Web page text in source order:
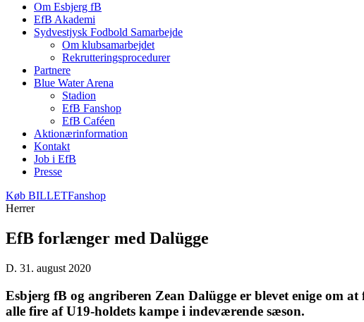
Om Esbjerg fB
EfB Akademi
Sydvestjysk Fodbold Samarbejde
Om klubsamarbejdet
Rekrutteringsprocedurer
Partnere
Blue Water Arena
Stadion
EfB Fanshop
EfB Caféen
Aktionærinformation
Kontakt
Job i EfB
Presse
Køb BILLETFanshop
Herrer
EfB forlænger med Dalügge
D. 31. august 2020
Esbjerg fB og angriberen Zean Dalügge er blevet enige om
alle fire af U19-holdets kampe i indeværende sæson.